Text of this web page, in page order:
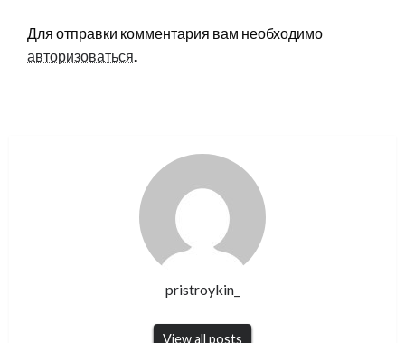
Для отправки комментария вам необходимо
авторизоваться.
pristroykin_
View all posts